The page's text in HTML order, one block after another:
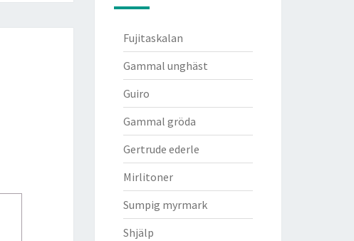
Fujitaskalan
Gammal unghäst
Guiro
Gammal gröda
Gertrude ederle
Mirlitoner
Sumpig myrmark
Shjälp